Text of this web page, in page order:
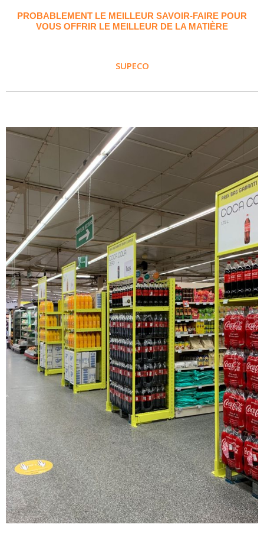
PROBABLEMENT LE MEILLEUR SAVOIR-FAIRE POUR
VOUS OFFRIR LE MEILLEUR DE LA MATIÈRE
SUPECO